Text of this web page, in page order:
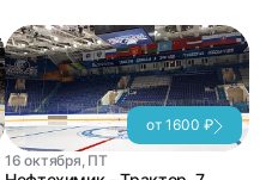
от 1600 ₽
16 октября, ПТ